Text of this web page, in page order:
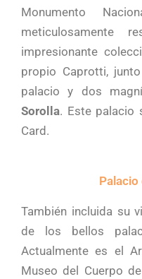
Monumento
meticulosamente
impresionante
propio Caprotti,
palacio y dos
Sorolla. Este palacio
Card.
También incluida su
de los bellos
Actualmente es el
Museo del Cuerpo